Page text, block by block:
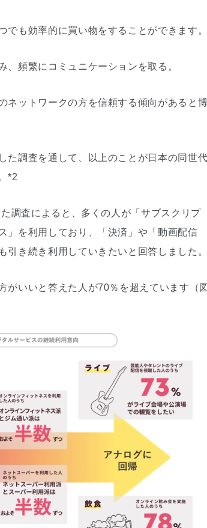
も効率的に買い物をすることができます。
、頻繁にコミュニケーションを取る。
ネットワークの方を信頼する傾向があると博
た調査を通して、以上のことが日本の同世代
*2
調査によると、多くの人が「サブスクリプ
」を利用しており、「決済」や「動画配信
き続き利用していきたいと回答しました。
がいいと答えた人が70％を超えています（図